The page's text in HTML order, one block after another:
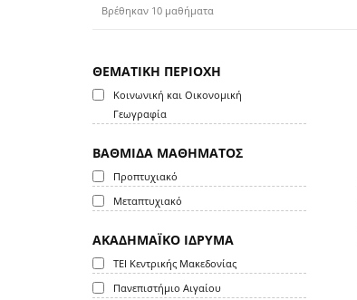
Βρέθηκαν 10 μαθήματα
ΘΕΜΑΤΙΚΗ ΠΕΡΙΟΧΗ
Κοινωνική και Οικονομική
Γεωγραφία
ΒΑΘΜΙΔΑ ΜΑΘΗΜΑΤΟΣ
Προπτυχιακό
Μεταπτυχιακό
ΑΚΑΔΗΜΑΪΚΟ ΙΔΡΥΜΑ
ΤΕΙ Κεντρικής Μακεδονίας
Πανεπιστήμιο Αιγαίου